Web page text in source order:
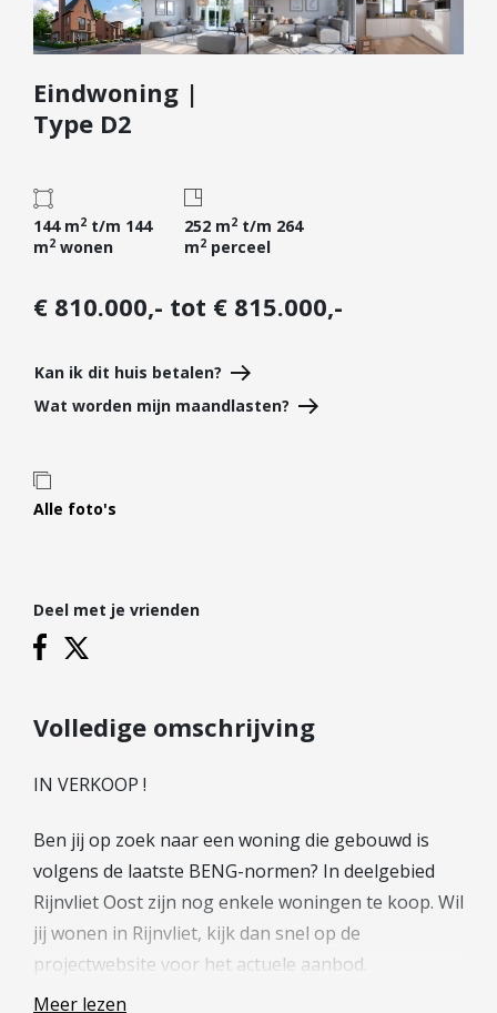
Bedrijfsaanbod
Diensten
Kopen
Verkopen
Verhuren
Taxeren
Nieuwbouw
Particulieren
Hypotheekadvies
Hypotheek oversluiten
Financiële check
Banken
Duurzame hypotheek
Reviews
Over Ons
Ons Team
Vacatures
FAQ
Eindwoning |
Type D2
144 m2 t/m 144
m2 wonen
252 m2t/m 264
m2perceel
€ 810.000,- tot € 815.000,-
Kan ik dit huis betalen?
Wat worden mijn maandlasten?
Alle foto's
Deel met je vrienden
Volledige omschrijving
IN VERKOOP !
Ben jij op zoek naar een woning die gebouwd is
volgens de laatste BENG-normen? In deelgebied
Rijnvliet Oost zijn nog enkele woningen te koop. Wil
jij wonen in Rijnvliet, kijk dan snel op de
projectwebsite voor het actuele aanbod.
(thuisinrijnvliet.nl)
Meer lezen